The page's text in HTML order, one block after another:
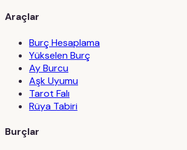
Araçlar
Burç Hesaplama
Yükselen Burç
Ay Burcu
Aşk Uyumu
Tarot Falı
Rüya Tabiri
Burçlar